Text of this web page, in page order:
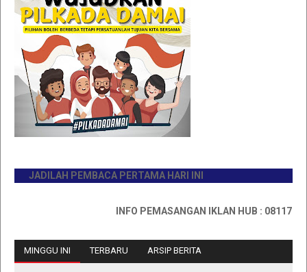
JADILAH PEMBACA PERTAMA HARI INI
INFO PEMASANGAN IKLAN HUB : 0811767335
MINGGU INI TERBARU ARSIP BERITA